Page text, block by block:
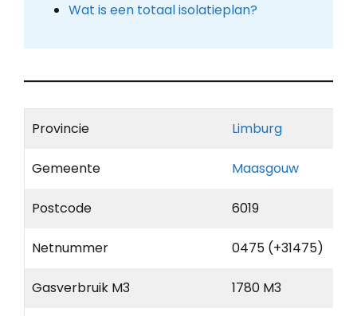
Wat is een totaal isolatieplan?
Provincie Limburg
Gemeente Maasgouw
Postcode 6019
Netnummer 0475 (+31475)
Gasverbruik M3 1780 M3